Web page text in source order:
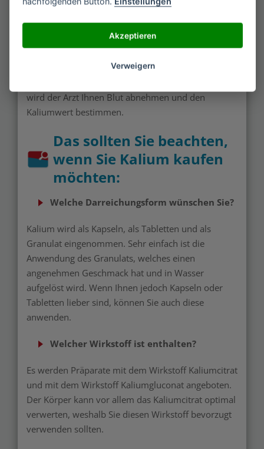
sollten Sie umgehend einen Arzt aufsuchen. Dieser
wird Sie untersuchen, denn die Symptome können
wird der Arzt Ihnen Blut abnehmen und den
Kaliumwert bestimmen.
Das sollten Sie beachten,
wenn Sie Kalium kaufen
möchten:
Welche Darreichungsform wünschen Sie?
Kalium wird als Kapseln, als Tabletten und als
Granulat eingenommen. Sehr einfach ist die
Anwendung des Granulats, welches einen
angenehmen Geschmack hat und in Wasser
aufgelöst wird. Wenn Ihnen jedoch Kapseln oder
Tabletten lieber sind, können Sie auch diese
anwenden.
Welcher Wirkstoff ist enthalten?
Es werden Präparate mit dem Wirkstoff Kaliumcitrat
und mit dem Wirkstoff Kaliumgluconat angeboten.
Der Körper kann vor allem das Kaliumcitrat optimal
verwerten, weshalb Sie diesen Wirkstoff bevorzugt
verwenden sollten.
Akzeptieren
Verweigern